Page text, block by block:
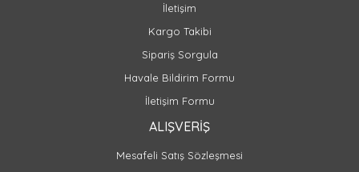
İletişim
Kargo Takibi
Sipariş Sorgula
Havale Bildirim Formu
İletişim Formu
ALIŞVERİŞ
Mesafeli Satış Sözleşmesi